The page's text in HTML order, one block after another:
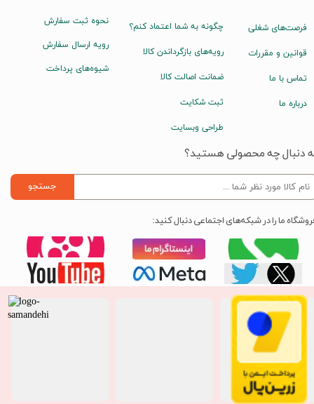
نحوه ثبت سفارش
رویه ارسال سفارش
شیوه‌های پرداخت
چگونه به شما اعتماد کنم؟
رویه‌های بازگرداندن کالا
ضمانت اصالت کالا
ثبت شکایت
طراحی وبسایت
فرصت‌های شغلی
قوانین و مقررات
تماس با ما
درباره ما
دنبال چه محصولی هستید؟
جستجو
ما را در شبکه‌های اجتماعی دنبال کنید: